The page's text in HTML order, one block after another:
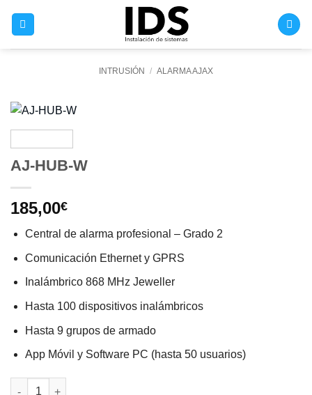
INTRUSIÓN / ALARMA AJAX
AJ-HUB-W
185,00€
Central de alarma profesional – Grado 2
Comunicación Ethernet y GPRS
Inalámbrico 868 MHz Jeweller
Hasta 100 dispositivos inalámbricos
Hasta 9 grupos de armado
App Móvil y Software PC (hasta 50 usuarios)
AJ-HUB-W cantidad